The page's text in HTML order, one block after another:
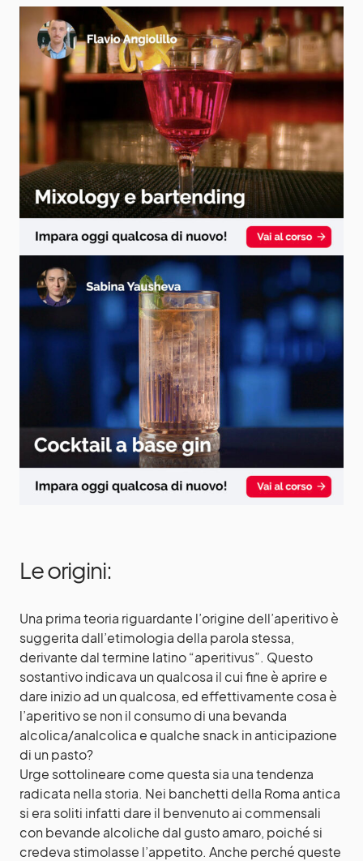
Le origini:
Una prima teoria riguardante l’origine dell’aperitivo è
suggerita dall’etimologia della parola stessa,
derivante dal termine latino “aperitivus”. Questo
sostantivo indicava un qualcosa il cui fine è aprire e
dare inizio ad un qualcosa, ed effettivamente cosa è
l’aperitivo se non il consumo di una bevanda
alcolica/analcolica e qualche snack in anticipazione
di un pasto?
Urge sottolineare come questa sia una tendenza
radicata nella storia. Nei banchetti della Roma antica
si era soliti infatti dare il benvenuto ai commensali
con bevande alcoliche dal gusto amaro, poiché si
credeva stimolasse l’appetito. Anche perché queste